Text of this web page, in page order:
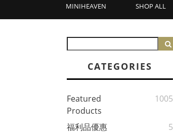
MINIHEAVEN SHOP ALL
CATEGORIES
Featured
Products
1005
福利品優惠
5